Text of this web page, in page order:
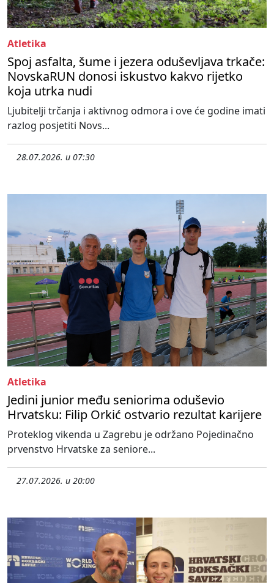
Atletika
Spoj asfalta, šume i jezera oduševljava trkače:
NovskaRUN donosi iskustvo kakvo rijetko
koja utrka nudi
Ljubitelji trčanja i aktivnog odmora i ove će godine imati
razlog posjetiti Novs...
28.07.2026. u 07:30
Atletika
Jedini junior među seniorima oduševio
Hrvatsku: Filip Orkić ostvario rezultat karijere
Proteklog vikenda u Zagrebu je održano Pojedinačno
prvenstvo Hrvatske za seniore...
27.07.2026. u 20:00